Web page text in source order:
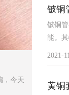
，今天
铍铜
铍铜
能。
2021-
黄铜